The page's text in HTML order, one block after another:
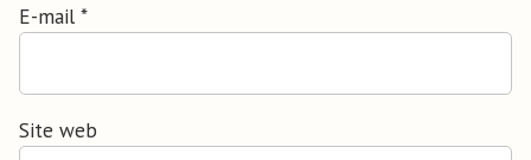
E-mail *
Site web